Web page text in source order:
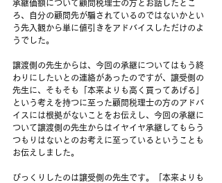
承継価額について顧問税理士の方とお話したとこ
ろ、自分の顧問先が騙されているのではないかとい
う先入観から単に値引きをアドバイスしただけのよ
うでした。
譲渡側の先生からは、今回の承継についてはもう終
わりにしたいとの連絡があったのですが、譲受側の
先生に、そもそも「本来よりも高く買ってあげる」
という考えを持つに至った顧問税理士の方のアドバ
イスには根拠がないことをお伝えし、今回の承継に
ついて譲渡側の先生からはイヤイヤ承継してもらう
つもりはないとのお考えに至っているということも
お伝えしました。
びっくりしたのは譲受側の先生です。「本来よりも